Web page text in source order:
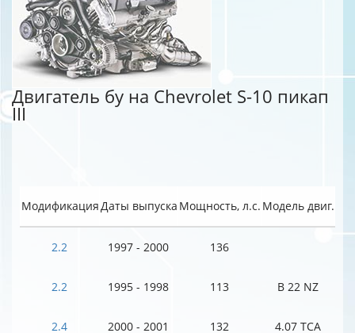
Двигатель бу на Chevrolet S-10 пикап
III
МодификацияДаты выпуска Мощность, л.с. Модель двиг.
2.2 1997 - 2000 136
2.2 1995 - 1998 113 B 22 NZ
2.4 2000 - 2001 132 4.07 TCA